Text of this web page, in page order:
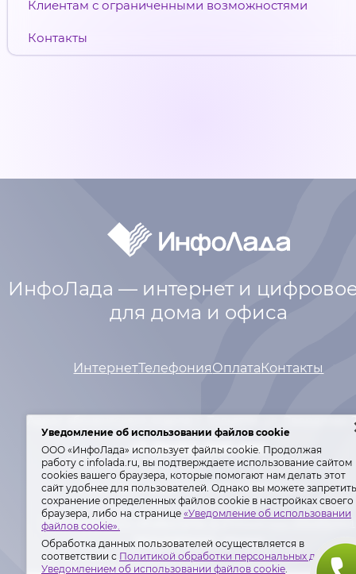
Клиентам с ограниченными возможностями
Контакты
ИнфоЛада — интернет и
для дома и офиса
ИнтернетТелефонияОплатаКонтакты
ул. Свердлова
+7 (8482) 600-600
Лиц. Мин. связи РФ №№ 146977, 155342.
Политика ООО «ИнфоЛада» в отношении обработки
персональных данных.
Уведомление об использовании файлов cookie
ООО «ИнфоЛада» использует файлы cookie. Продолжая
работу с infolada.ru, вы подтверждаете использование сайтом
сооkiеѕ вашего браузера, которые помогают нам делать этот
сайт удобнее для пользователей. Однако вы можете запретить
сохранение определенных файлов cookie в настройках своего
браузера, либо на странице «Уведомление об использовании
файлов cookie».
Обработка данных пользователей осуществляется в
соответствии с Политикой обработки персональных данных
Уведомлением об использовании файлов cookie.